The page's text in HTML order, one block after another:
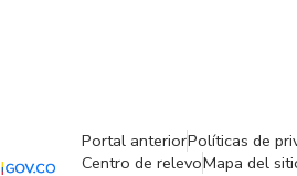
Portal anteriorPolíticas de
Centro de relevoMapa del